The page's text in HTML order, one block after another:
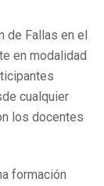
de Fallas en el
en modalidad
cualquier
los docentes
formación